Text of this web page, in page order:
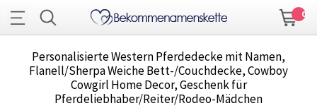
0
Personalisierte Western Pferdedecke mit Namen,
Flanell/Sherpa Weiche Bett-/Couchdecke, Cowboy
Cowgirl Home Decor, Geschenk für
Pferdeliebhaber/Reiter/Rodeo-Mädchen